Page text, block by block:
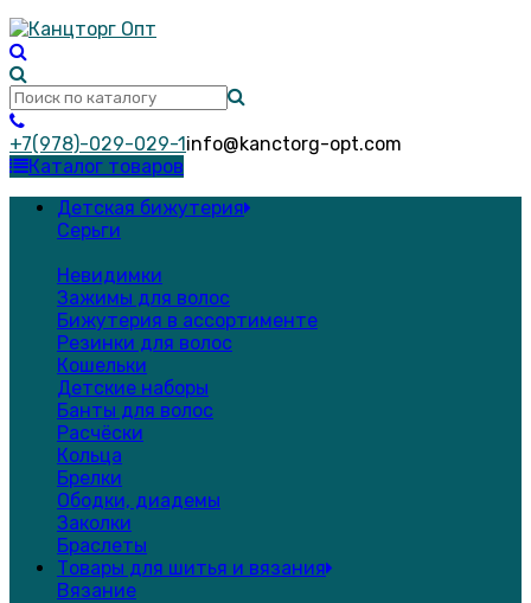
+7(978)-029-029-1info@kanctorg-opt.com
Каталог товаров
Детская бижутерия
Серьги
Невидимки
Зажимы для волос
Бижутерия в ассортименте
Резинки для волос
Кошельки
Детские наборы
Банты для волос
Расчёски
Кольца
Брелки
Ободки, диадемы
Заколки
Браслеты
Товары для шитья и вязания
Вязание